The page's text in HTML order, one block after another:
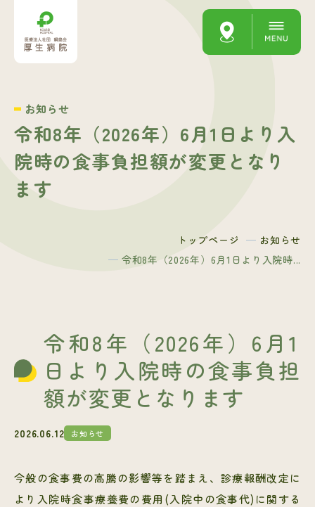
お知らせ
令和8年（2026年）6月1日より入
院時の食事負担額が変更となり
ます
トップページ
お知らせ
令和8年（2026年）6月1日より入院時...
令和8年（2026年）6月1
日より入院時の食事負担
額が変更となります
2026.06.12 お知らせ
今般の食事費の高騰の影響等を踏まえ、診療報酬改定に
より入院時食事療養費の費用(入院中の食事代)に関する